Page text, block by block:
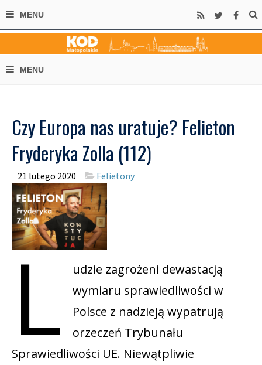
Czy Europa nas uratuje? Felieton
Fryderyka Zolla (112)
21 lutego 2020 Felietony
L
udzie zagrożeni dewastacją
wymiaru sprawiedliwości w
Polsce z nadzieją wypatrują
orzeczeń Trybunału
Sprawiedliwości UE. Niewątpliwie